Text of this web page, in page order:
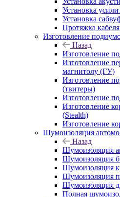
Установка
Установка
Протяжка кабеля
Изготовление
Назад
Изготовление
Изготовление
магнитолу (ГУ)
Изготовление
(твитеры)
Изготовление
Изготовление
(Stealth)
Изготовление
Шумоизоляция
Назад
Шумоизоляция
Шумоизоляция
Шумоизоляция
Шумоизоляция
Шумоизоляция
Полная